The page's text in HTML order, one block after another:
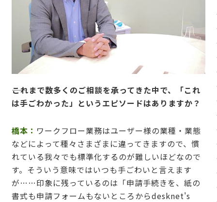
――これまで数多くのご相談を承ってきた中で、「これ
は手ごわかった」というエピソードはありますか？
橋本： ワークフロー業務はユーザー様の業種・業態
などによって種々さまざまに違ってきますので、慣
れている我々でも標準化するのが難しいほどなので
す。そういう意味ではいつも手ごわいと言えます
が……印象に残っているのは「申請手続きを、紙の
書式も申請フォームもないところからdesknet's